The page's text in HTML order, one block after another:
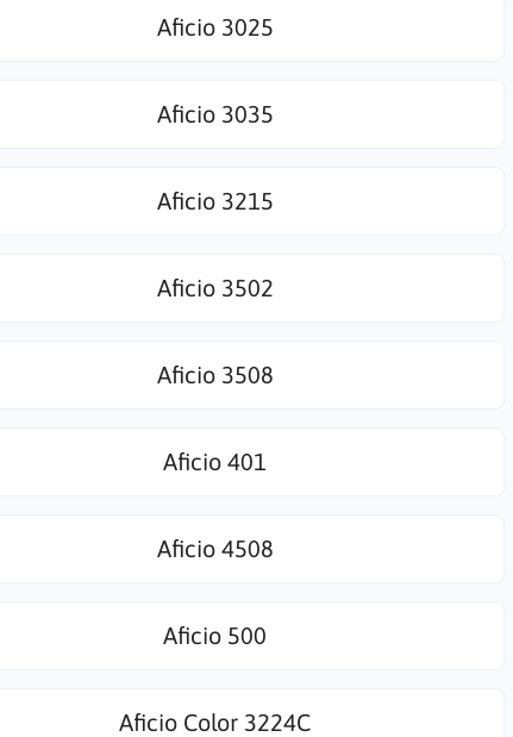
Aficio 3025
Aficio 3035
Aficio 3215
Aficio 3502
Aficio 3508
Aficio 401
Aficio 4508
Aficio 500
Aficio Color 3224C